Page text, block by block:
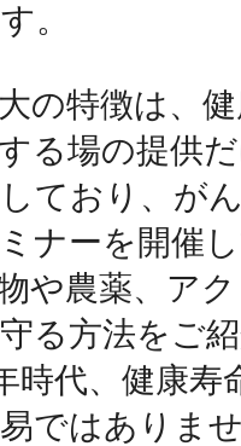
。
の特徴は、
る場の提供
ており、が
ナーを開催
や農薬、ア
る方法をご
時代、健康
ではありませ